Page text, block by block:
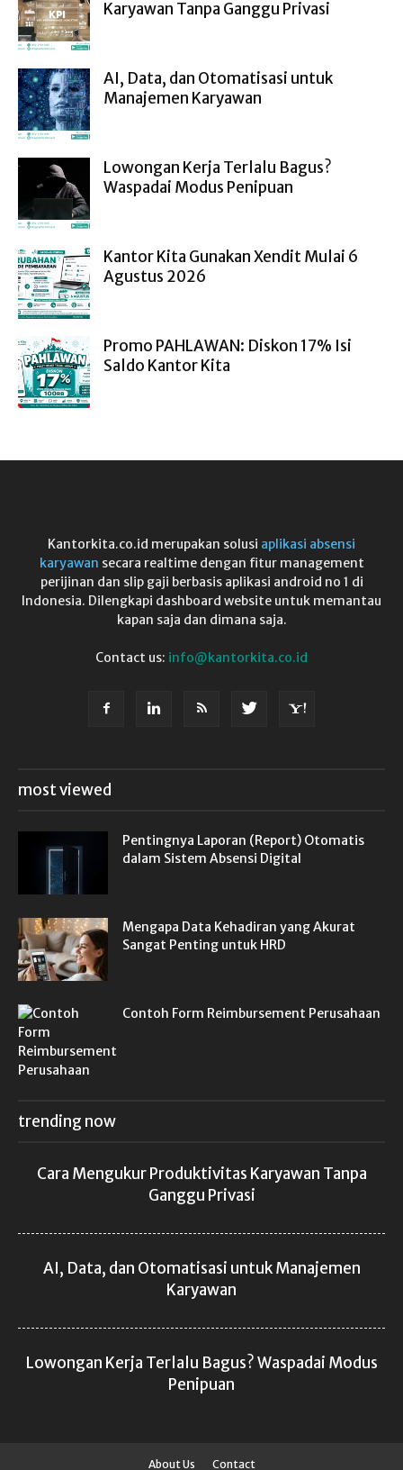
Karyawan Tanpa Ganggu Privasi
AI, Data, dan Otomatisasi untuk
Manajemen Karyawan
Lowongan Kerja Terlalu Bagus?
Waspadai Modus Penipuan
Kantor Kita Gunakan Xendit Mulai 6
Agustus 2026
Promo PAHLAWAN: Diskon 17% Isi
Saldo Kantor Kita
Kantorkita.co.id merupakan solusi aplikasi absensi
karyawan secara realtime dengan fitur management
perijinan dan slip gaji berbasis aplikasi android no 1 di
Indonesia. Dilengkapi dashboard website untuk memantau
kapan saja dan dimana saja.
Contact us: info@kantorkita.co.id
most viewed
Pentingnya Laporan (Report) Otomatis
dalam Sistem Absensi Digital
Mengapa Data Kehadiran yang Akurat
Sangat Penting untuk HRD
Contoh Form Reimbursement Perusahaan
trending now
Cara Mengukur Produktivitas Karyawan Tanpa
Ganggu Privasi
AI, Data, dan Otomatisasi untuk Manajemen
Karyawan
Lowongan Kerja Terlalu Bagus? Waspadai Modus
Penipuan
About Us Contact